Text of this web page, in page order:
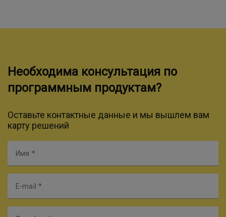
Необходима консультация по
программным продуктам?
Оставьте контактные данные и мы вышлем вам
карту решений
Имя
E-mail